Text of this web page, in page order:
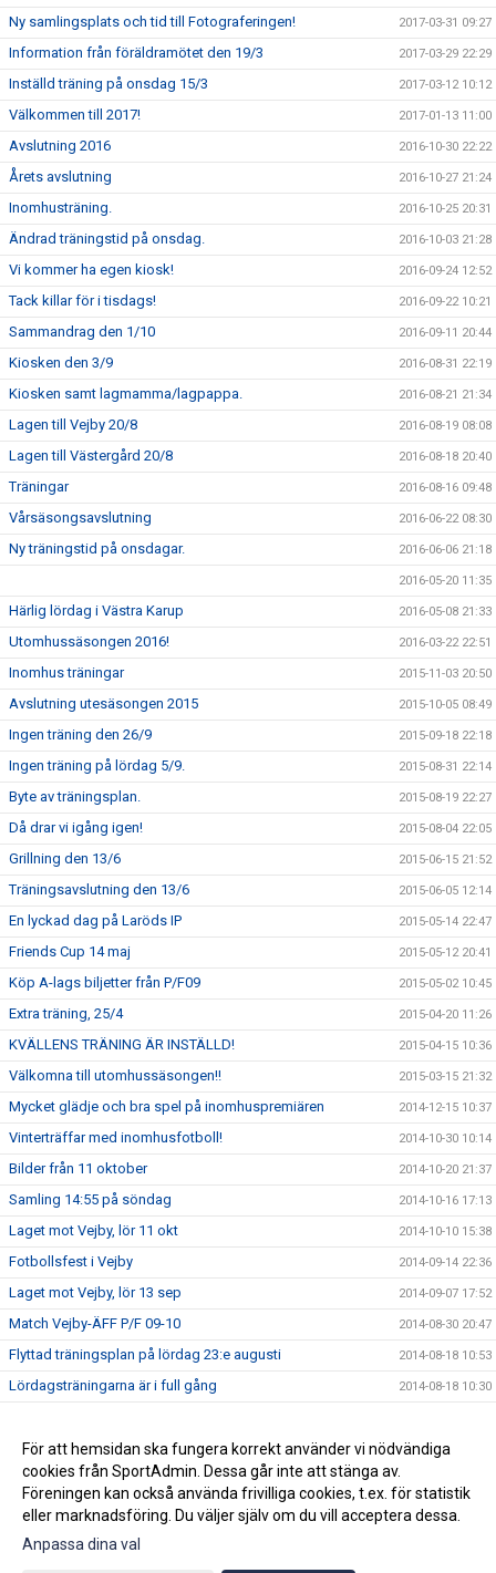
Ny samlingsplats och tid till Fotograferingen! 2017-03-31 09:27
Information från föräldramötet den 19/3 2017-03-29 22:29
Inställd träning på onsdag 15/3 2017-03-12 10:12
Välkommen till 2017! 2017-01-13 11:00
Avslutning 2016 2016-10-30 22:22
Årets avslutning 2016-10-27 21:24
Inomhusträning. 2016-10-25 20:31
Ändrad träningstid på onsdag. 2016-10-03 21:28
Vi kommer ha egen kiosk! 2016-09-24 12:52
Tack killar för i tisdags! 2016-09-22 10:21
Sammandrag den 1/10 2016-09-11 20:44
Kiosken den 3/9 2016-08-31 22:19
Kiosken samt lagmamma/lagpappa. 2016-08-21 21:34
Lagen till Vejby 20/8 2016-08-19 08:08
Lagen till Västergård 20/8 2016-08-18 20:40
Träningar 2016-08-16 09:48
Vårsäsongsavslutning 2016-06-22 08:30
Ny träningstid på onsdagar. 2016-06-06 21:18
2016-05-20 11:35
Härlig lördag i Västra Karup 2016-05-08 21:33
Utomhussäsongen 2016! 2016-03-22 22:51
Inomhus träningar 2015-11-03 20:50
Avslutning utesäsongen 2015 2015-10-05 08:49
Ingen träning den 26/9 2015-09-18 22:18
Ingen träning på lördag 5/9. 2015-08-31 22:14
Byte av träningsplan. 2015-08-19 22:27
Då drar vi igång igen! 2015-08-04 22:05
Grillning den 13/6 2015-06-15 21:52
Träningsavslutning den 13/6 2015-06-05 12:14
En lyckad dag på Laröds IP 2015-05-14 22:47
Friends Cup 14 maj 2015-05-12 20:41
Köp A-lags biljetter från P/F09 2015-05-02 10:45
Extra träning, 25/4 2015-04-20 11:26
KVÄLLENS TRÄNING ÄR INSTÄLLD! 2015-04-15 10:36
Välkomna till utomhussäsongen!! 2015-03-15 21:32
Mycket glädje och bra spel på inomhuspremiären 2014-12-15 10:37
Vinterträffar med inomhusfotboll! 2014-10-30 10:14
Bilder från 11 oktober 2014-10-20 21:37
Samling 14:55 på söndag 2014-10-16 17:13
Laget mot Vejby, lör 11 okt 2014-10-10 15:38
Fotbollsfest i Vejby 2014-09-14 22:36
Laget mot Vejby, lör 13 sep 2014-09-07 17:52
Match Vejby-ÄFF P/F 09-10 2014-08-30 20:47
Flyttad träningsplan på lördag 23:e augusti 2014-08-18 10:53
Lördagsträningarna är i full gång 2014-08-18 10:30
Ändrad träningstid 2014-06-07 19:27
P/F09-10 spelar fotboll 2014-05-28 09:16
För att hemsidan ska fungera korrekt använder vi nödvändiga
cookies från SportAdmin. Dessa går inte att stänga av.
Föreningen kan också använda frivilliga cookies, t.ex. för statistik
eller marknadsföring. Du väljer själv om du vill acceptera dessa.
Anpassa dina val